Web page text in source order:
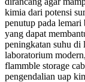
kimia dari potensi
penutup pada lemari
yang dapat
peningkatan suhu di
laboratorium
flammble storage
pengendalian uap